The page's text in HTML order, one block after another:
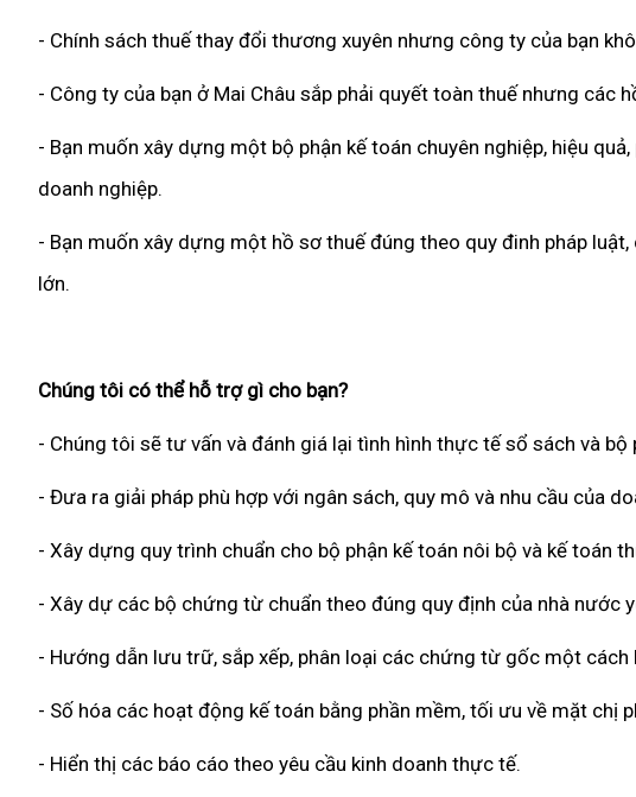
- Chính sách thuế thay đổi thương xuyên nhưng công ty của bạn
- Công ty của bạn ở Mai Châu sắp phải quyết toàn thuế nhưng các
- Bạn muốn xây dựng một bộ phận kế toán chuyên nghiệp, hiệu
doanh nghiệp.
- Bạn muốn xây dựng một hồ sơ thuế đúng theo quy đinh pháp
lớn.
Chúng tôi có thể hỗ trợ gì cho bạn?
- Chúng tôi sẽ tư vấn và đánh giá lại tình hình thực tế sổ sách và bộ
- Đưa ra giải pháp phù hợp với ngân sách, quy mô và nhu cầu của
- Xây dựng quy trình chuẩn cho bộ phận kế toán nôi bộ và kế toán
- Xây dự các bộ chứng từ chuẩn theo đúng quy định của nhà nước
- Hướng dẫn lưu trữ, sắp xếp, phân loại các chứng từ gốc một cách
- Số hóa các hoạt động kế toán bằng phần mềm, tối ưu về mặt chị
- Hiển thị các báo cáo theo yêu cầu kinh doanh thực tế.